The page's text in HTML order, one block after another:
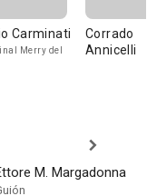
Carminati
Merry del
Corrado
Annicelli
M. Margadonna